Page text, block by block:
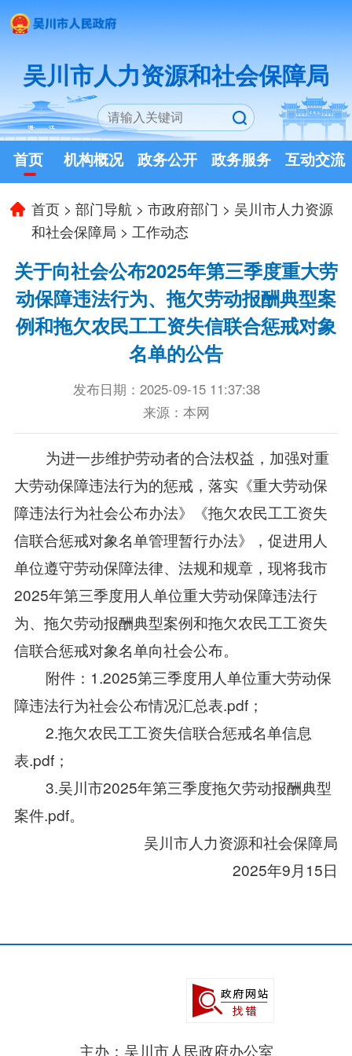
吴川市人力资源和社会保障局
首页 机构概况 政务公开 政务服务 互动交流
首页 >部门导航 >市政府部门 > 吴川市人力资源
和社会保障局 > 工作动态
关于向社会公布2025年第三季度重大劳
动保障违法行为、拖欠劳动报酬典型案
例和拖欠农民工工资失信联合惩戒对象
名单的公告
发布日期：2025-09-15 11:37:38
来源：本网
为进一步维护劳动者的合法权益，加强对重
大劳动保障违法行为的惩戒，落实《重大劳动保
障违法行为社会公布办法》《拖欠农民工工资失
信联合惩戒对象名单管理暂行办法》，促进用人
单位遵守劳动保障法律、法规和规章，现将我市
2025年第三季度用人单位重大劳动保障违法行
为、拖欠劳动报酬典型案例和拖欠农民工工资失
信联合惩戒对象名单向社会公布。
附件：1.2025第三季度用人单位重大劳动保
障违法行为社会公布情况汇总表.pdf；
2.拖欠农民工工资失信联合惩戒名单信息
表.pdf；
3.吴川市2025年第三季度拖欠劳动报酬典型
案件.pdf。
吴川市人力资源和社会保障局
2025年9月15日
主办：吴川市人民政府办公室